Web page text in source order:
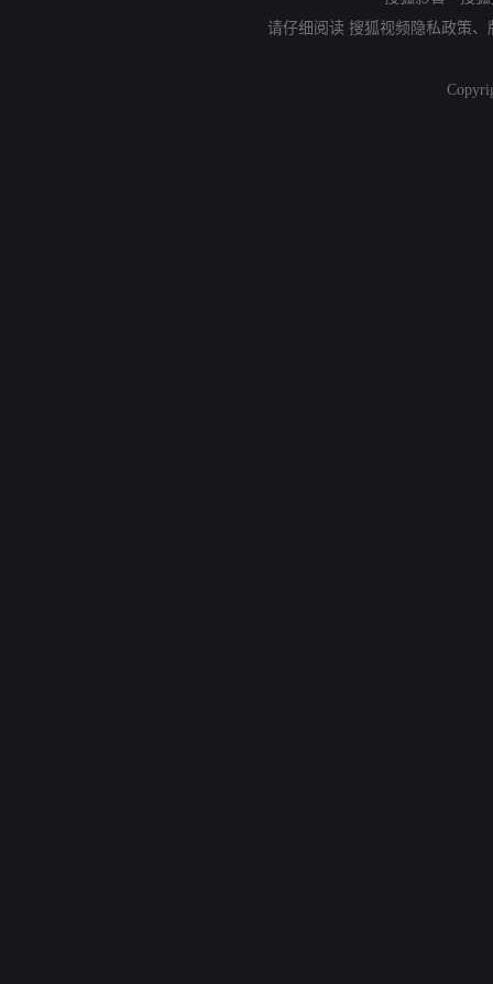
请仔细阅读 搜狐视频隐私政策、